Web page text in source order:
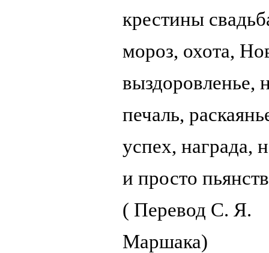
крестины
мороз, охота,
выздоровленье,
печаль,
успех, награда,
и просто
( Перевод С. Я.
Маршака)